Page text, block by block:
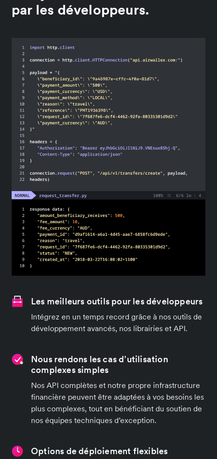
par les développeurs.
Les meilleurs outils pour les développeurs
Intégrez en un temps record grâce à nos outils de
développement avancés, nos librairies et API.
Nous rendons les cas d’utilisation
complexes simples
Nos API complètes et notre propre infrastructure
financière peuvent être adaptées à vos besoins les
plus complexes, tout en bénéficiant du soutien de
nos équipes techniques d’exception.
Options de déploiement flexibles